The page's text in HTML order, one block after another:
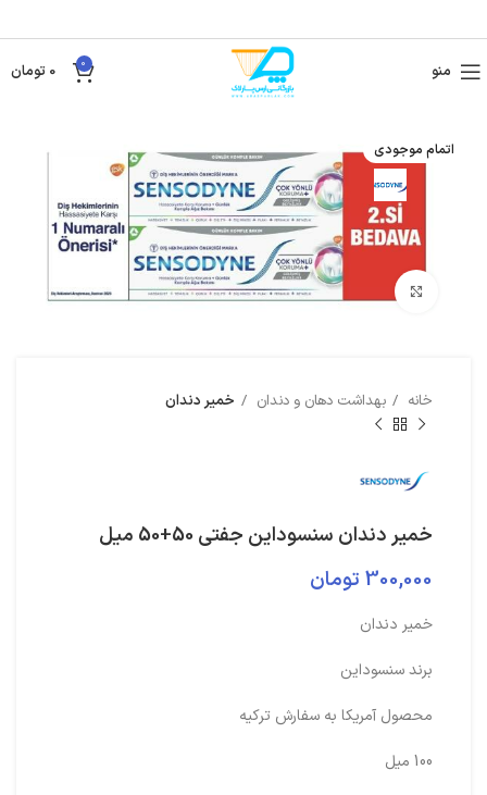
منو 0
0 تومان
اتمام موجودی
بزرگنمایی تصویر
خانه بهداشت دهان و دندان خمیر دندان
خمیر دندان سنسوداین جفتی 50+50 میل
300,000 تومان
خمیر دندان
برند سنسوداین
محصول آمریکا به سفارش ترکیه
100 میل